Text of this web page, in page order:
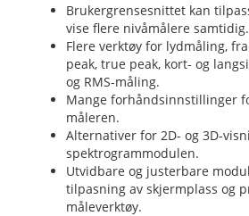
Brukergrensesnittet kan
vise flere nivåmålere samtidig.
Flere verktøy for lydmåling,
peak, true peak, kort- og
og RMS-måling.
Mange forhåndsinnstillinger
måleren.
Alternativer for 2D- og 3D-
spektrogrammodulen.
Utvidbare og justerbare
tilpasning av skjermplass og
måleverktøy.